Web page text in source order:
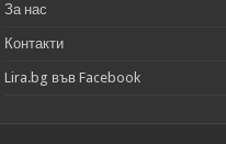
За нас
Контакти
Lira.bg във Facebook